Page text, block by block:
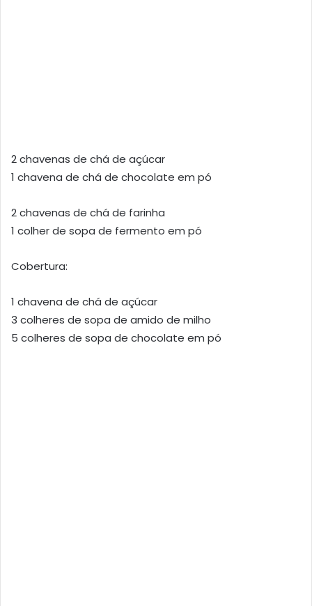
2 chavenas de chá de açúcar
1 chavena de chá de chocolate em pó
2 chavenas de chá de farinha
1 colher de sopa de fermento em pó
Cobertura:
1 chavena de chá de açúcar
3 colheres de sopa de amido de milho
5 colheres de sopa de chocolate em pó